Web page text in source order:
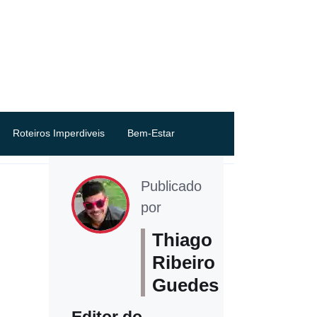
Roteiros Imperdiveis Bem-Estar
Publicado
por
Thiago
Ribeiro
Guedes